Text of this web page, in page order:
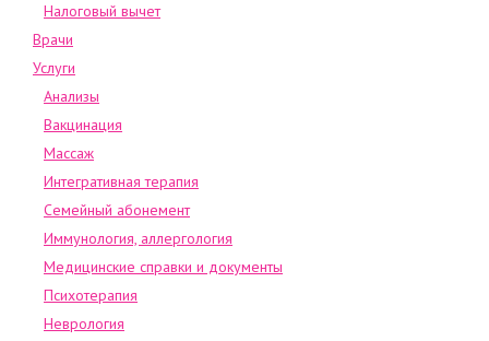
Налоговый вычет
Врачи
Услуги
Анализы
Вакцинация
Массаж
Интегративная терапия
Семейный абонемент
Иммунология, аллергология
Медицинские справки и документы
Психотерапия
Неврология